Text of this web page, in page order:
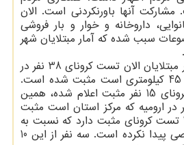
مشاركت آنها باورنكردنی است. الان
داروخانه و خوار و بار فروشی
سبب شده كه آمار مبتلایان شهر
محمود زاده در مورد آمار مبتلایان الان تست كرونای 38 نفر در
شهر بوكان كه در فاصله 45 كیلومتری است مثبت شده است.
در شهر دیگری، تست كرونای 15 نفر مثبت اعلام شده، همین
كرونای 90 نفر در ارومیه كه مركز استان است مثبت
اعلام شده، اما مهاباد 10 تست كرونای مثبت دارد كه نسبت به
روزهای اول افزایش خاصی پیدا نكرده است. سه نفر از این 10